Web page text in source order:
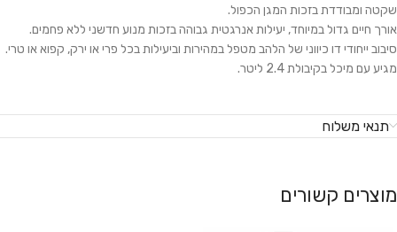
שקטה ומבודדת בזכות המגן הכפול.
אורך חיים גדול במיוחד, יעילות אנרגטית גבוהה בזכות מנוע חדשני ללא פחמים.
סיבוב ייחודי דו כיווני של הלהב מטפל במהירות וביעילות בכל פרי או ירק, קפוא או טרי.
מגיע עם מיכל בקיבולת 2.4 ליטר.
תנאי משלוח
מוצרים קשורים